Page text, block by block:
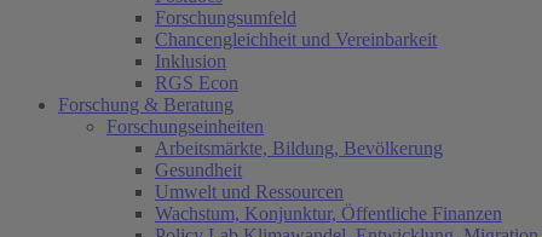
Forschungsumfeld
Chancengleichheit und Vereinbarkeit
Inklusion
RGS Econ
Forschung & Beratung
Forschungseinheiten
Arbeitsmärkte, Bildung, Bevölkerung
Gesundheit
Umwelt und Ressourcen
Wachstum, Konjunktur, Öffentliche Finanzen